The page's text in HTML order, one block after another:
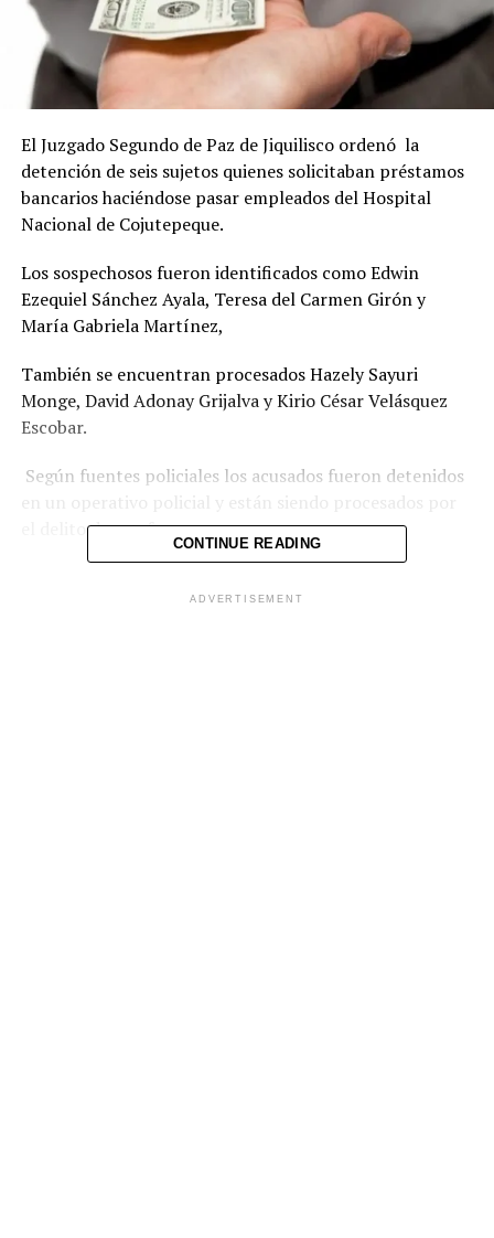
El Juzgado Segundo de Paz de Jiquilisco ordenó la
detención de seis sujetos quienes solicitaban préstamos
bancarios haciéndose pasar empleados del Hospital
Nacional de Cojutepeque.
Los sospechosos fueron identificados como Edwin
Ezequiel Sánchez Ayala, Teresa del Carmen Girón y
María Gabriela Martínez,
También se encuentran procesados Hazely Sayuri
Monge, David Adonay Grijalva y Kirio César Velásquez
Escobar.
Según fuentes policiales los acusados fueron detenidos
en un operativo policial y están siendo procesados por
el delito de estafa.
CONTINUE READING
ADVERTISEMENT